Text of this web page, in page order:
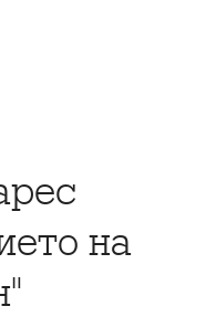
на